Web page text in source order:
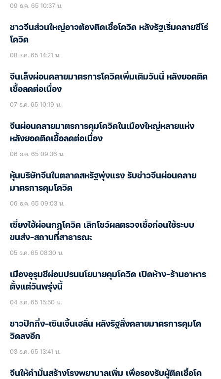
09 ธ.ค. 65 10:37 น.
ชาวจีนส่วนใหญ่อาจต้องติดเชื้อโควิด หลังรัฐเริ่มคลายซีโร่
โควิด
08 ธ.ค. 65 14:21 น.
จีนเล็งผ่อนคลายมาตรการโควิดเพิ่มเติมวันนี้ หลังยอดติด
เชื้อลดต่อเนื่อง
07 ธ.ค. 65 10:19 น.
จีนผ่อนคลายมาตรการคุมโควิดในเมืองใหญ่หลายแห่ง
หลังยอดติดเชื้อลดต่อเนื่อง
06 ธ.ค. 65 09:36 น.
หุ้นบริษัทจีนในตลาดสหรัฐพุ่งแรง รับข่าวจีนผ่อนคลาย
มาตรการคุมโควิด
06 ธ.ค. 65 09:03 น.
เซี่ยงไฮ้ผ่อนกฎโควิด เลิกโชว์ผลตรวจเชื้อก่อนใช้ระบบ
ขนส่ง-สถานที่สาธารณะ
05 ธ.ค. 65 08:30 น.
เมืองอุรุมชีผ่อนปรนนโยบายคุมโควิด เปิดห้าง-ร้านอาหาร
ตั้งแต่วันพรุ่งนี้
04 ธ.ค. 65 15:50 น.
ชาวปักกิ่ง-เซินเจิ้นเฮลั่น หลังรัฐสั่งคลายมาตรการคุมโค
วิดลงอีก
03 ธ.ค. 65 13:41 น.
จีนให้คำมั่นสร้างโรงพยาบาลเพิ่ม เพื่อรองรับผู้ติดเชื้อโค